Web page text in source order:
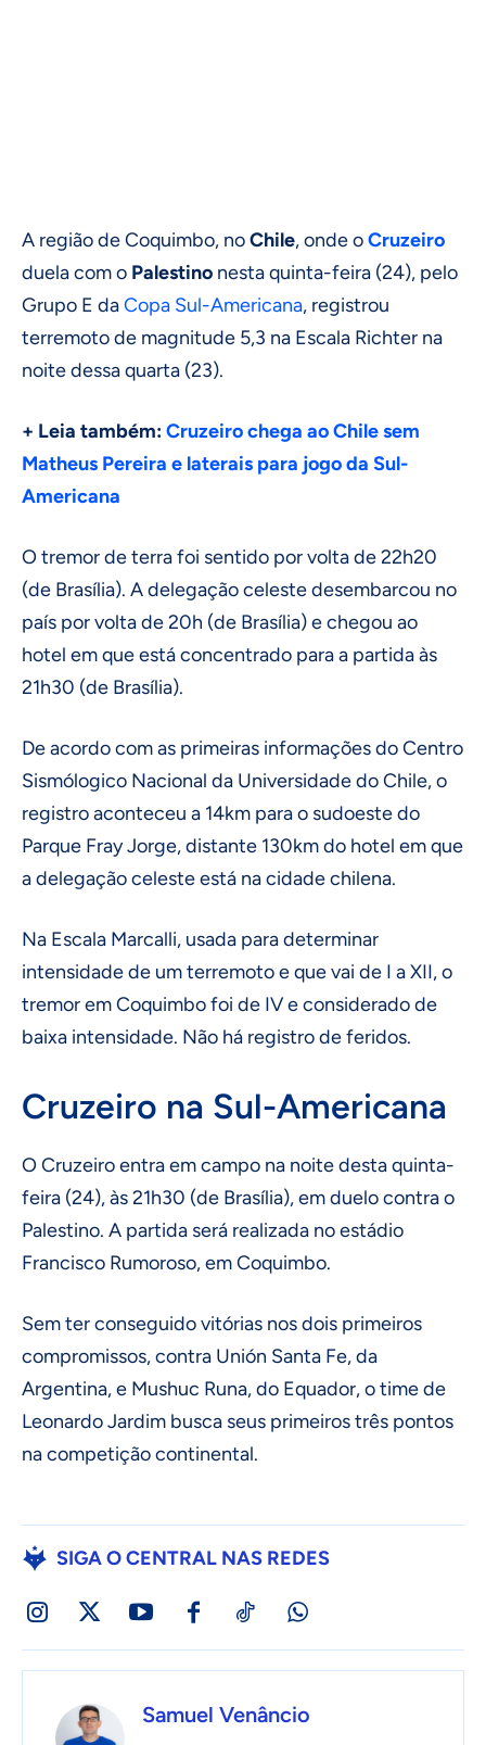
A região de Coquimbo, noChile, onde oCruzeiro
duela com o Palestino nesta quinta-feira (24), pelo
Grupo E daCopa Sul-Americana, registrou
terremoto de magnitude 5,3 na Escala Richter na
noite dessa quarta (23).
+ Leia também:Cruzeiro chega ao Chile sem
Matheus Pereira e laterais para jogo da Sul-
Americana
O tremor de terra foi sentido por volta de 22h20
(de Brasília). A delegação celeste desembarcou no
país por volta de 20h (de Brasília) e chegou ao
hotel em que está concentrado para a partida às
21h30 (de Brasília).
De acordo com as primeiras informações do Centro
Sismólogico Nacional da Universidade do Chile, o
registro aconteceu a 14km para o sudoeste do
Parque Fray Jorge, distante 130km do hotel em que
a delegação celeste está na cidade chilena.
Na Escala Marcalli, usada para determinar
intensidade de um terremoto e que vai de I a XII, o
tremor em Coquimbo foi de IV e considerado de
baixa intensidade. Não há registro de feridos.
Cruzeiro na Sul-Americana
O Cruzeiro entra em campo na noite desta quinta-
feira (24), às 21h30 (de Brasília), em duelo contra o
Palestino. A partida será realizada no estádio
Francisco Rumoroso, em Coquimbo.
Sem ter conseguido vitórias nos dois primeiros
compromissos, contra Unión Santa Fe, da
Argentina, e Mushuc Runa, do Equador, o time de
Leonardo Jardim busca seus primeiros três pontos
na competição continental.
SIGA O CENTRAL NAS REDES
Samuel Venâncio